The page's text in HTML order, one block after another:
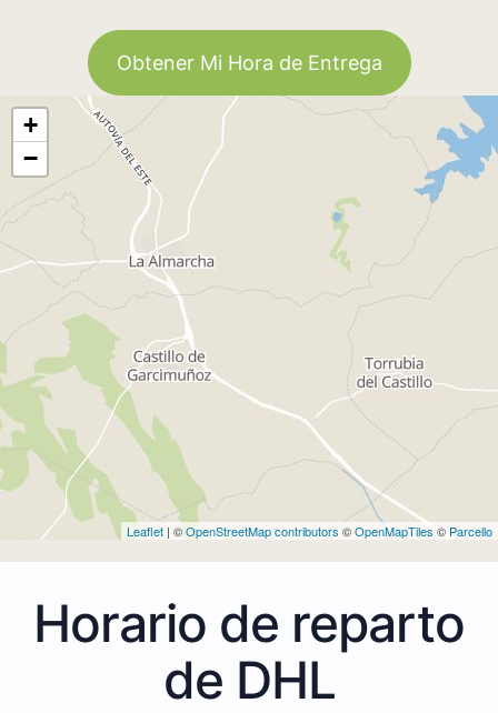
Obtener Mi Hora de Entrega
+
−
Leaflet | ©OpenStreetMap contributors ©OpenMapTiles © Parcello
Horario de reparto
de DHL